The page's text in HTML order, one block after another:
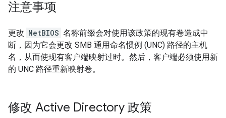
注意事项
更改 NetBIOS 名称前缀会对使用该政策的现有卷造成中
断，因为它会更改 SMB 通用命名惯例 (UNC) 路径的主机
名，从而使现有客户端映射过时。然后，客户端必须使用新
的 UNC 路径重新映射卷。
修改 Active Directory 政策